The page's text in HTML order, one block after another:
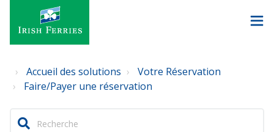
Accueil des solutions
Votre Réservation
Faire/Payer une réservation